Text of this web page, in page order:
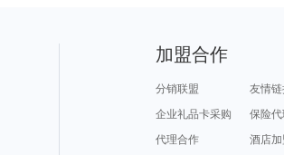
加盟合作
分销联盟
友情
企业礼品卡采购
保险代
代理合作
酒店加